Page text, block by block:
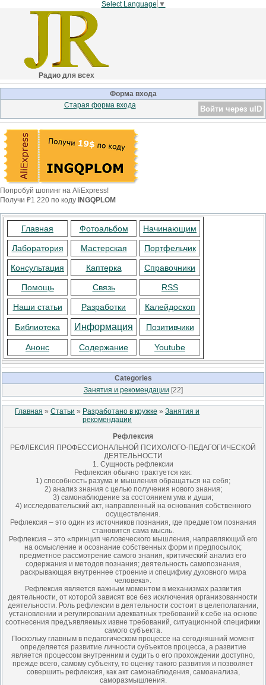
Select Language ▼
Радио для всех
Форма входа
Войти через uID
Старая форма входа
Попробуй шопинг на AliExpress!
Получи ₽1 220 по коду INGQPLOM
Главная Фотоальбом Начинающим
Лаборатория Мастерская Портфельчик
Консультация Каптерка Справочники
Помощь Связь RSS
Наши статьи Разработки Калейдоскоп
Библиотека Информация Позитивчики
Анонс Содержание Youtube
Categories
Занятия и рекомендации [22]
Главная » Статьи » Разработано в кружке » Занятия и
рекомендации
Рефлексия
РЕФЛЕКСИЯ ПРОФЕССИОНАЛЬНОЙ ПСИХОЛОГО-ПЕДАГОГИЧЕСКОЙ
ДЕЯТЕЛЬНОСТИ
1. Сущность рефлексии
Рефлексия обычно трактуется как:
1) способность разума и мышления обращаться на себя;
2) анализ знания с целью получения нового знания;
3) самонаблюдение за состоянием ума и души;
4) исследовательский акт, направленный на основания собственного
осуществления.
Рефлексия – это один из источников познания, где предметом познания
становится сама мысль.
Рефлексия – это «принцип человеческого мышления, направляющий его
на осмысление и осознание собственных форм и предпосылок;
предметное рассмотрение самого знания, критический анализ его
содержания и методов познания; деятельность самопознания,
раскрывающая внутреннее строение и специфику духовного мира
человека».
Рефлексия является важным моментом в механизмах развития
деятельности, от которой зависят все без исключения организованности
деятельности. Роль рефлексии в деятельности состоит в целеполагании,
установлении и регулировании адекватных требований к себе на основе
соотнесения предъявляемых извне требований, ситуационной специфики
самого субъекта.
Поскольку главным в педагогическом процессе на сегодняшний момент
определяется развитие личности субъектов процесса, а развитие
является процессом внутренним и судить о его прохождении доступно,
прежде всего, самому субъекту, то оценку такого развития и позволяет
совершить рефлексия, как акт самонаблюдения, самоанализа,
саморазмышления.